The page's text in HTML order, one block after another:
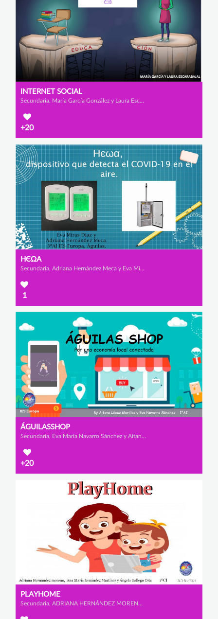
INTERNET SOCIAL
Secundaria, María García González y Laura Escarabajal Fernández
+20
НЄΩΑ
Secundaria, Adriana Hernández Meca y Eva Miras Díaz
1
ÁGUILASSHOP
Secundaria, Eva María Navarro Sánchez y Aitana López Morillas
+20
PLAYHOME
Secundaria, ADRIANA HERNÁNDEZ MORENO, ÁNGELA GALLEGO ORTS y ANA MARÍA FERNÁNDEZ MARTÍNEZ